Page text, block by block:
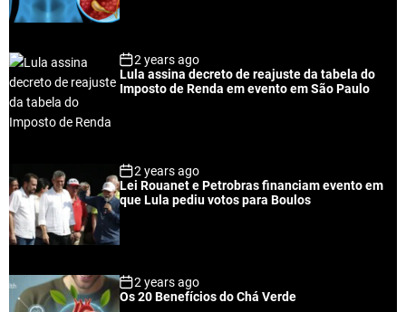
2 years ago
Lula assina decreto de reajuste da tabela do
Imposto de Renda em evento em São Paulo
2 years ago
Lei Rouanet e Petrobras financiam evento em
que Lula pediu votos para Boulos
2 years ago
Os 20 Benefícios do Chá Verde